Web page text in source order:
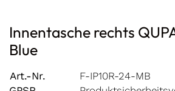
Innentasche rechts
Blue
Art.-Nr.
F-IP10R-24-MB